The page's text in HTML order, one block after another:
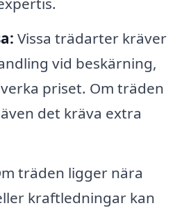
Vissa trädarter kräver
vid beskärning,
priset. Om träden
det kräva extra
träden ligger nära
kraftledningar kan